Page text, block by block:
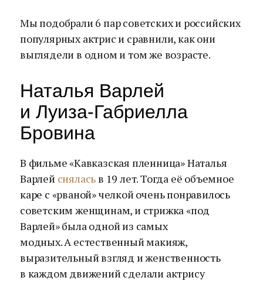
Мы подобрали 6 пар советских и российских
популярных актрис и сравнили, как они
выглядели в одном и том же возрасте.
Наталья Варлей
и Луиза-Габриелла
Бровина
В фильме «Кавказская пленница» Наталья
Варлей снялась в 19 лет. Тогда её объемное
каре с «рваной» челкой очень понравилось
советским женщинам, и стрижка «под
Варлей» была одной из самых
модных. А естественный макияж,
выразительный взгляд и женственность
в каждом движений сделали актрису